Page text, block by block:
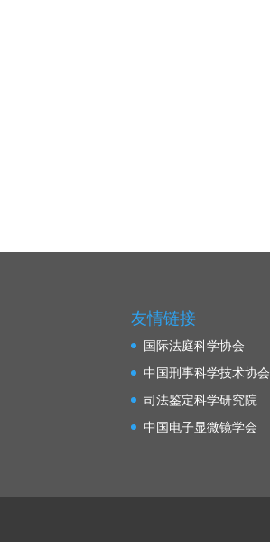
友情链接
国际法庭科学协会
中国刑事科学技术协会
司法鉴定科学研究院
中国电子显微镜学会